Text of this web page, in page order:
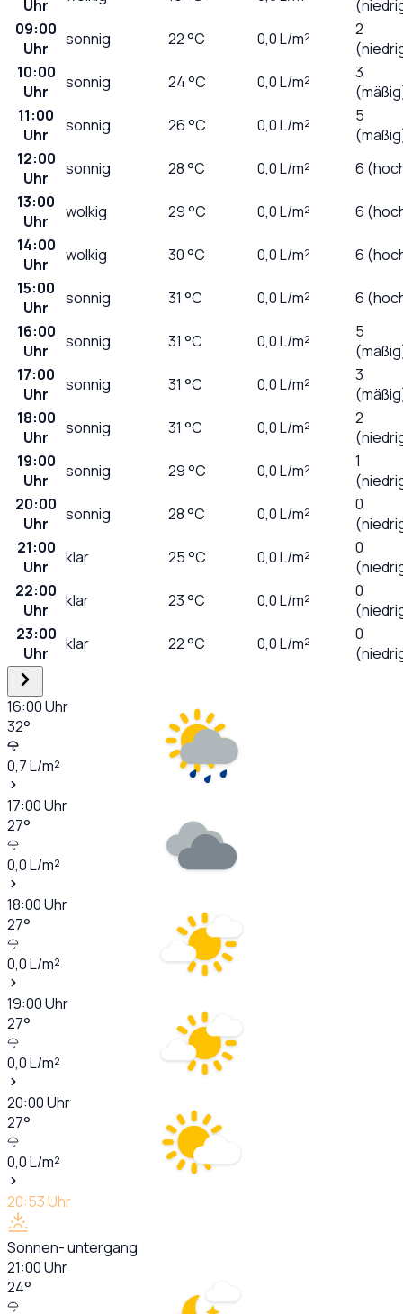
Uhr
09:00
Uhr
sonnig 22°C 0,0L/m²
2
10:00
Uhr
sonnig 24°C 0,0L/m²
3
11:00
Uhr
sonnig 26°C 0,0L/m²
5
12:00
Uhr
sonnig 28°C 0,0L/m²
6
13:00
Uhr
wolkig 29°C 0,0L/m²
6
14:00
Uhr
wolkig 30°C 0,0L/m²
6
15:00
Uhr
sonnig 31 °C 0,0L/m²
6
16:00
Uhr
sonnig 31 °C 0,0L/m²
5
17:00
Uhr
sonnig 31 °C 0,0L/m²
3
18:00
Uhr
sonnig 31 °C 0,0L/m²
2
19:00
Uhr
sonnig 29°C 0,0L/m²
1
20:00
Uhr
sonnig 28°C 0,0L/m²
0
21:00
Uhr
klar 25°C 0,0L/m²
0
22:00
Uhr
klar 23°C 0,0L/m²
0
23:00
Uhr
klar 22°C 0,0L/m²
0
16:00Uhr
32°
0,7L/m²
17:00Uhr
27°
0,0L/m²
18:00Uhr
27°
0,0L/m²
19:00Uhr
27°
0,0L/m²
20:00Uhr
27°
0,0L/m²
20:53Uhr
Sonnen- untergang
21:00Uhr
24°